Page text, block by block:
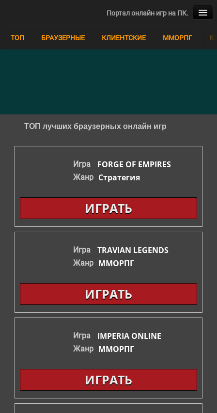
Портал онлайн игр на ПК.
ТОП
СТРАТЕГИИ
ТОП БРАУЗЕРНЫЕ КЛИЕНТСКИЕ ММОРПГ
ТОП лучших браузерных онлайн игр
Игра FORGE OF EMPIRES
Жанр Стратегия
ИГРАТЬ
Игра TRAVIAN LEGENDS
Жанр ММОРПГ
ИГРАТЬ
Игра IMPERIA ONLINE
Жанр ММОРПГ
ИГРАТЬ